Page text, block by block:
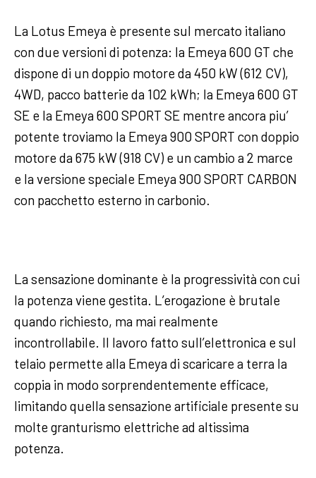
La Lotus Emeya è presente sul mercato italiano
con due versioni di potenza: la Emeya 600 GT che
dispone di un doppio motore da 450 kW (612 CV),
4WD, pacco batterie da 102 kWh; la Emeya 600 GT
SE e la Emeya 600 SPORT SE mentre ancora piu’
potente troviamo la Emeya 900 SPORT con doppio
motore da 675 kW (918 CV) e un cambio a 2 marce
e la versione speciale Emeya 900 SPORT CARBON
con pacchetto esterno in carbonio.
La sensazione dominante è la progressività con cui
la potenza viene gestita. L’erogazione è brutale
quando richiesto, ma mai realmente
incontrollabile. Il lavoro fatto sull’elettronica e sul
telaio permette alla Emeya di scaricare a terra la
coppia in modo sorprendentemente efficace,
limitando quella sensazione artificiale presente su
molte granturismo elettriche ad altissima
potenza.